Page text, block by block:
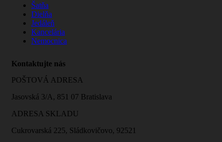
Šatňa
Dielňa
Jedáleň
Kancelária
Nemocnica
Kontaktujte nás
POŠTOVÁ ADRESA
Jasovská 3/A, 851 07 Bratislava
ADRESA SKLADU
Cukrovarská 225, Sládkovičovo, 92521